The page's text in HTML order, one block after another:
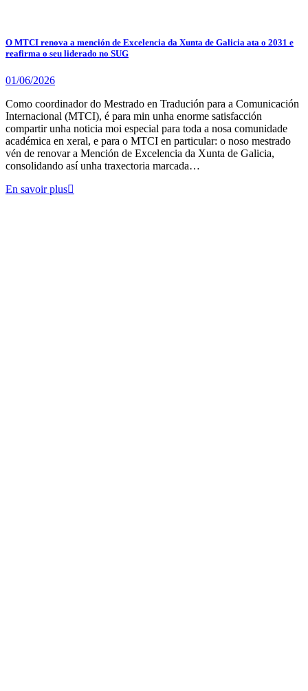
O MTCI renova a mención de Excelencia da Xunta de Galicia ata o 2031 e
reafirma o seu liderado no SUG
01/06/2026
Como coordinador do Mestrado en Tradución para a Comunicación
Internacional (MTCI), é para min unha enorme satisfacción
compartir unha noticia moi especial para toda a nosa comunidade
académica en xeral, e para o MTCI en particular: o noso mestrado
vén de renovar a Mención de Excelencia da Xunta de Galicia,
consolidando así unha traxectoria marcada…
En savoir plus